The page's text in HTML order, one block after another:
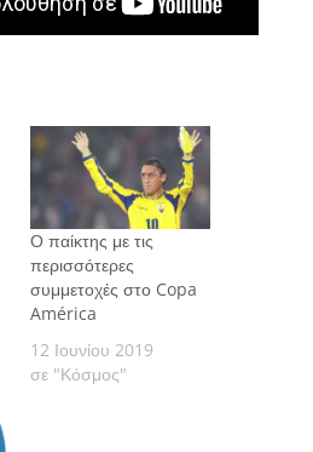
Ο παίκτης με τις
περισσότερες
συμμετοχές στο Copa
América
12 Ιουνίου 2019
σε "Κόσμος"